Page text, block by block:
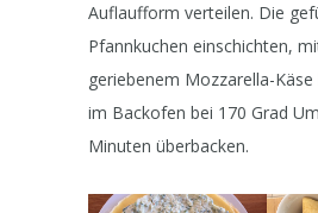
Auflaufform verteilen. Die
Pfannkuchen einschichten,
geriebenem Mozzarella-
im Backofen bei 170 Grad
Minuten überbacken.